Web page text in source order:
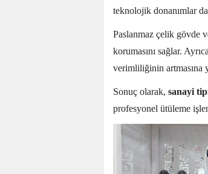
teknolojik donanımlar
Paslanmaz çelik gövde
korumasını sağlar.
verimliliğinin artmasına
Sonuç olarak, sanayi
profesyonel ütüleme